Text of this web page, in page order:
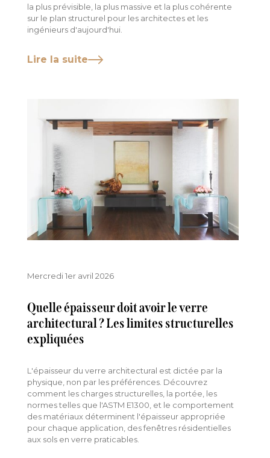
la plus prévisible, la plus massive et la plus cohérente
sur le plan structurel pour les architectes et les
ingénieurs d'aujourd'hui.
Lire la suite
Mercredi 1er avril 2026
Quelle épaisseur doit avoir le verre
architectural ? Les limites structurelles
expliquées
L'épaisseur du verre architectural est dictée par la
physique, non par les préférences. Découvrez
comment les charges structurelles, la portée, les
normes telles que l'ASTM E1300, et le comportement
des matériaux déterminent l'épaisseur appropriée
pour chaque application, des fenêtres résidentielles
aux sols en verre praticables.